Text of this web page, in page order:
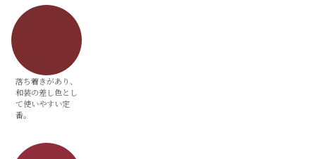
落ち着きがあり、
和装の差し色とし
て使いやすい定
番。